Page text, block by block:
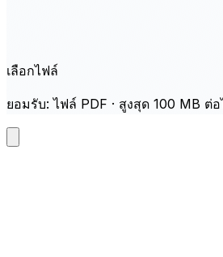
เลือกไฟล์
ยอมรับ: ไฟล์ PDF · สูงสุด 100 MB ต่